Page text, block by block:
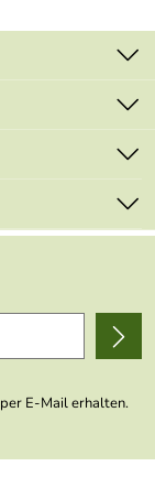
E-Mail erhalten.
anonymer Form